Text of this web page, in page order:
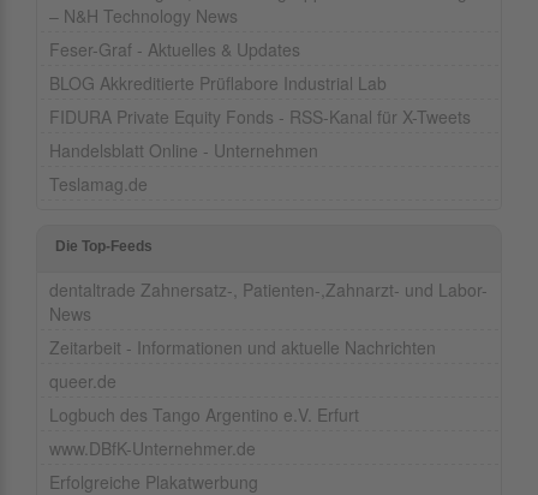
– N&H Technology News
Feser-Graf - Aktuelles & Updates
BLOG Akkreditierte Prüflabore Industrial Lab
FIDURA Private Equity Fonds - RSS-Kanal für X-Tweets
Handelsblatt Online - Unternehmen
Teslamag.de
Die Top-Feeds
dentaltrade Zahnersatz-, Patienten-,Zahnarzt- und Labor-
News
Zeitarbeit - Informationen und aktuelle Nachrichten
queer.de
Logbuch des Tango Argentino e.V. Erfurt
www.DBfK-Unternehmer.de
Erfolgreiche Plakatwerbung